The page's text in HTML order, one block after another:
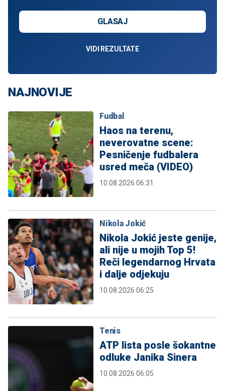
GLASAJ
VIDI REZULTATE
NAJNOVIJE
Fudbal
Haos na terenu,
neverovatne scene:
Pesničenje fudbalera
usred meča (VIDEO)
10.08.2026 06:31
Nikola Jokić
Nikola Jokić jeste genije,
ali nije u mojih Top 5!
Reči legendarnog Hrvata
i dalje odjekuju
10.08.2026 06:25
Tenis
ATP lista posle šokantne
odluke Janika Sinera
10.08.2026 06:05